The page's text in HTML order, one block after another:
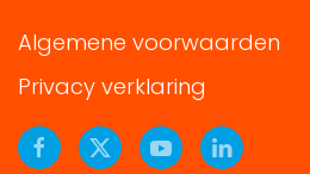
Algemene voorwaarden
Privacy verklaring